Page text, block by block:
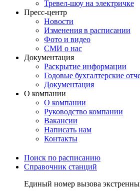
Тревел-шоу на электричке
Пресс-центр
Новости
Изменения в расписании
Фото и видео
СМИ о нас
Документация
Раскрытие информации
Годовые бухгалтерские
Документация
О компании
О компании
Руководство компании
Вакансии
Написать нам
Контакты
Поиск по расписанию
Справочник станций
Единый номер вызова